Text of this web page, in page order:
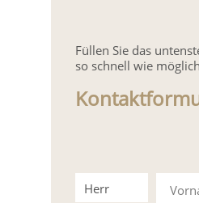
Füllen Sie das
so schnell wie
Herr